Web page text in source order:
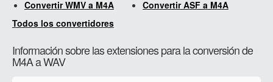
Convertir WMV a M4A
Convertir ASF a M4A
Todos los convertidores
Información sobre las extensiones para la conversión de
M4A a WAV